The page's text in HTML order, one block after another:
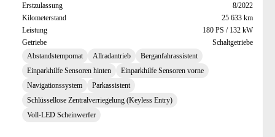
Erstzulassung
8/2022
Kilometerstand
25 633 km
Leistung
180 PS / 132 kW
Getriebe
Schaltgetriebe
Abstandstempomat
Allradantrieb
Berganfahrassistent
Einparkhilfe Sensoren hinten
Einparkhilfe Sensoren vorne
Navigationssystem
Parkassistent
Schlüssellose Zentralverriegelung (Keyless Entry)
Voll-LED Scheinwerfer